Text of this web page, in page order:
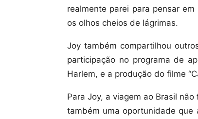
realmente parei para pensar
os olhos cheios de lágrimas.
Joy também compartilhou
participação no programa de
Harlem, e a produção do filme
Para Joy, a viagem ao Brasil
também uma oportunidade